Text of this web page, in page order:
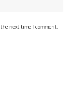
next time I comment.